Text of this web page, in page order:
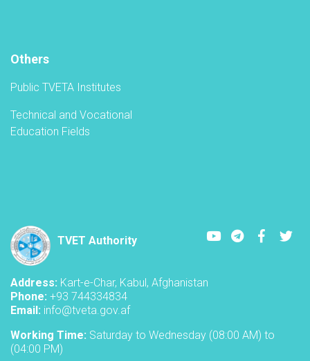
Others
Public TVETA Institutes
Technical and Vocational
Education Fields
TVET Authority
YoutubeLinkedIn
Address: Kart-e-Char, Kabul, Afghanistan
Phone: +93 744334834
Email: info@tveta.gov.af
Working Time: Saturday to Wednesday (08:00 AM) to
(04:00 PM)